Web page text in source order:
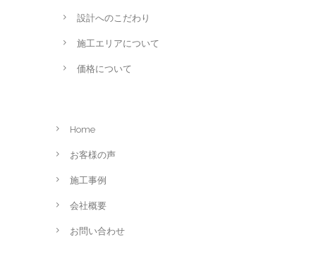
設計へのこだわり
施工エリアについて
価格について
Home
お客様の声
施工事例
会社概要
お問い合わせ